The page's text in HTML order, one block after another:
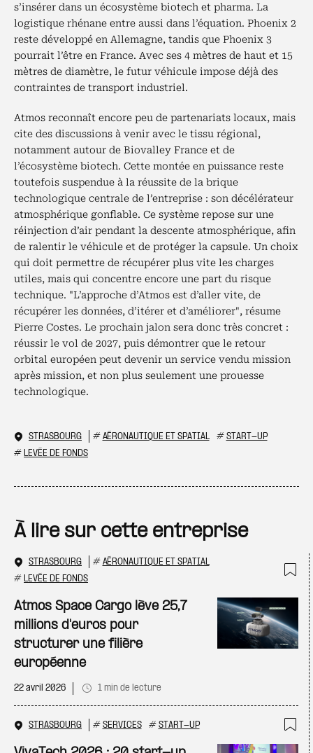
s’insérer dans un écosystème biotech et pharma. La
logistique rhénane entre aussi dans l’équation. Phoenix 2
reste développé en Allemagne, tandis que Phoenix 3
pourrait l’être en France. Avec ses 4 mètres de haut et 15
mètres de diamètre, le futur véhicule impose déjà des
contraintes de transport industriel.
Atmos reconnaît encore peu de partenariats locaux, mais
cite des discussions à venir avec le tissu régional,
notamment autour de Biovalley France et de
l’écosystème biotech. Cette montée en puissance reste
toutefois suspendue à la réussite de la brique
technologique centrale de l’entreprise : son décélérateur
atmosphérique gonflable. Ce système repose sur une
réinjection d’air pendant la descente atmosphérique, afin
de ralentir le véhicule et de protéger la capsule. Un choix
qui doit permettre de récupérer plus vite les charges
utiles, mais qui concentre encore une part du risque
technique. "L’approche d’Atmos est d’aller vite, de
récupérer les données, d’itérer et d’améliorer", résume
Pierre Costes. Le prochain jalon sera donc très concret :
réussir le vol de 2027, puis démontrer que le retour
orbital européen peut devenir un service vendu mission
après mission, et non plus seulement une prouesse
technologique.
STRASBOURG # AÉRONAUTIQUE ET SPATIAL # START-UP
# LEVÉE DE FONDS
À lire sur cette entreprise
STRASBOURG # AÉRONAUTIQUE ET SPATIAL
# LEVÉE DE FONDS
Atmos Space Cargo lève 25,7
millions d'euros pour
structurer une filière
européenne
22 avril 2026 1 min de lecture
STRASBOURG # SERVICES # START-UP